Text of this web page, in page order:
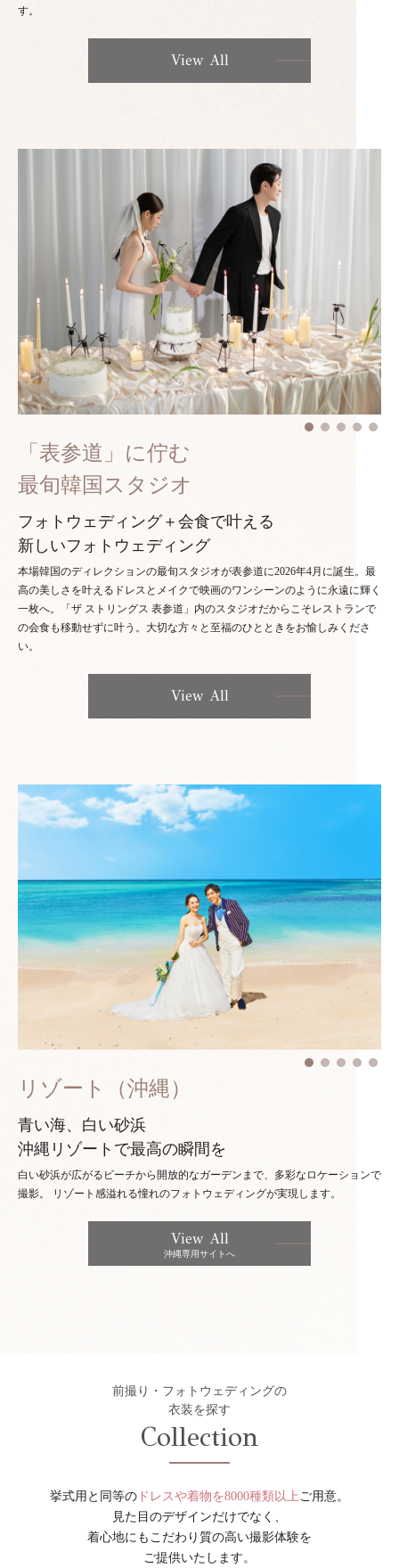
す。
View All
「表参道」に佇む
最旬韓国スタジオ
フォトウェディング＋会食で叶える
新しいフォトウェディング
本場韓国のディレクションの最旬スタジオが表参道に2026年4月に誕生。最
高の美しさを叶えるドレスとメイクで映画のワンシーンのように永遠に輝く
一枚へ。「ザ ストリングス 表参道」内のスタジオだからこそレストランで
の会食も移動せずに叶う。大切な方々と至福のひとときをお愉しみくださ
い。
View All
リゾート（沖縄）
青い海、白い砂浜
沖縄リゾートで最高の瞬間を
白い砂浜が広がるビーチから開放的なガーデンまで、多彩なロケーションで
撮影。
リゾート感溢れる憧れのフォトウェディングが実現します。
View All
沖縄専用サイトへ
前撮り・フォトウェディングの
衣装を探す
Collection
挙式用と同等の ドレスや着物を8000種類以上 ご用意。
見た目のデザインだけでなく、
着心地にもこだわり質の高い撮影体験を
ご提供いたします。